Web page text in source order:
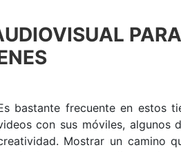
PARA
bastante frecuente en estos
con sus móviles, algunos
Mostrar un camino